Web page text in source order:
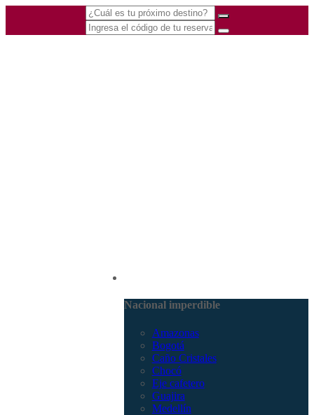
Nacional imperdible
Amazonas
Bogotá
Caño Cristales
Chocó
Eje cafetero
Guajira
Medellín